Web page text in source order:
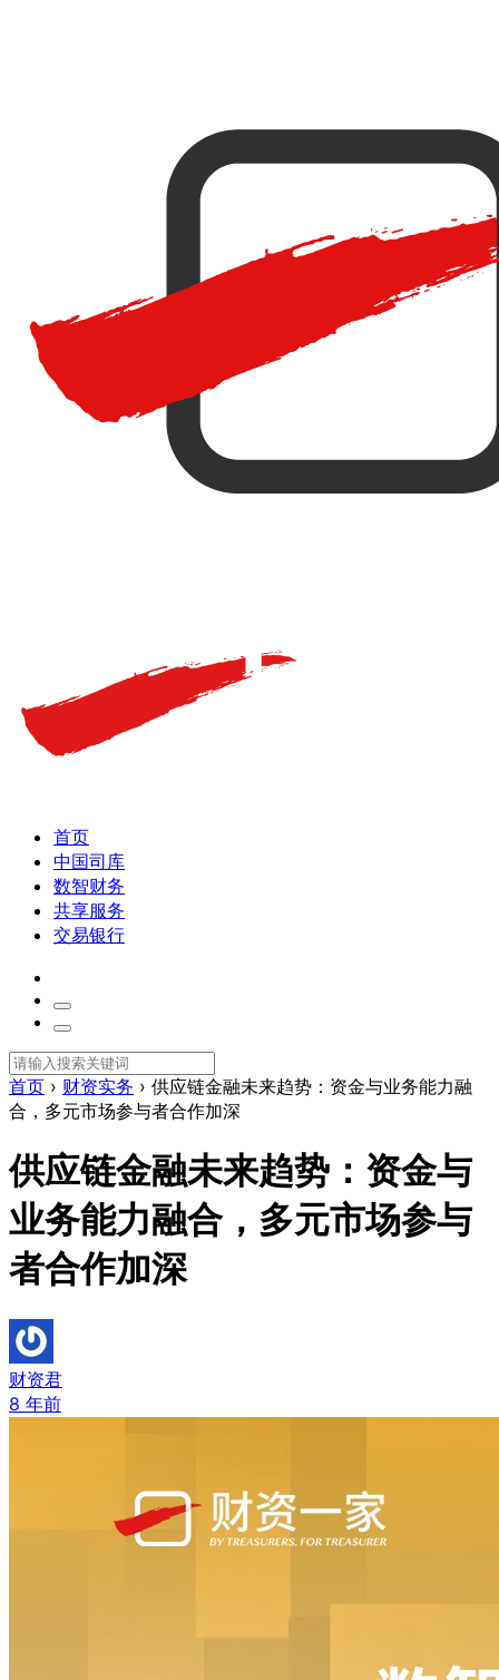
首页
中国司库
数智财务
共享服务
交易银行
首页 › 财资实务 › 供应链金融未来趋势：资金与业务能力融
合，多元市场参与者合作加深
供应链金融未来趋势：资金与
业务能力融合，多元市场参与
者合作加深
财资君
8 年前